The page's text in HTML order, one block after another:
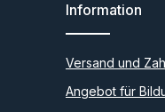
Information
Versand und
Angebot für